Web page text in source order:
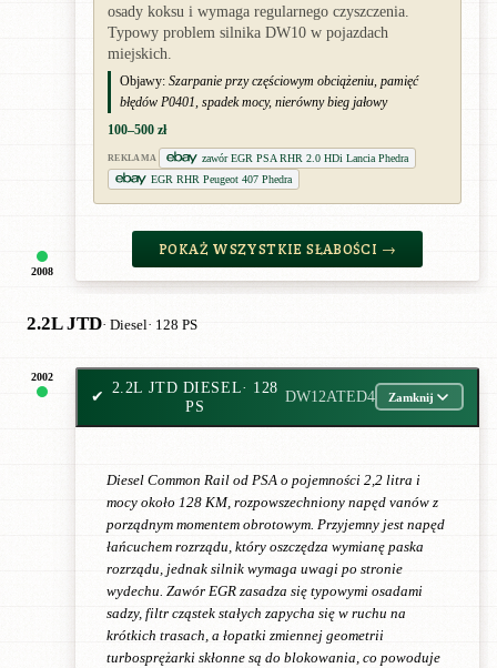
2008
osady koksu i wymaga regularnego czyszczenia.
Typowy problem silnika DW10 w pojazdach
miejskich.
Objawy: Szarpanie przy częściowym obciążeniu, pamięć
błędów P0401, spadek mocy, nierówny bieg jałowy
100–500 zł
REKLAMA
zawór EGR PSA RHR 2.0 HDi Lancia Phedra
EGR RHR Peugeot 407 Phedra
POKAŻ WSZYSTKIE SŁABOŚCI →
2.2L JTD· Diesel· 128 PS
2002
✔
2.2L JTD DIESEL· 128
PS
DW12ATED4 Zamknij
Diesel Common Rail od PSA o pojemności 2,2 litra i
mocy około 128 KM, rozpowszechniony napęd vanów z
porządnym momentem obrotowym. Przyjemny jest napęd
łańcuchem rozrządu, który oszczędza wymianę paska
rozrządu, jednak silnik wymaga uwagi po stronie
wydechu. Zawór EGR zasadza się typowymi osadami
sadzy, filtr cząstek stałych zapycha się w ruchu na
krótkich trasach, a łopatki zmiennej geometrii
turbosprężarki skłonne są do blokowania, co powoduje